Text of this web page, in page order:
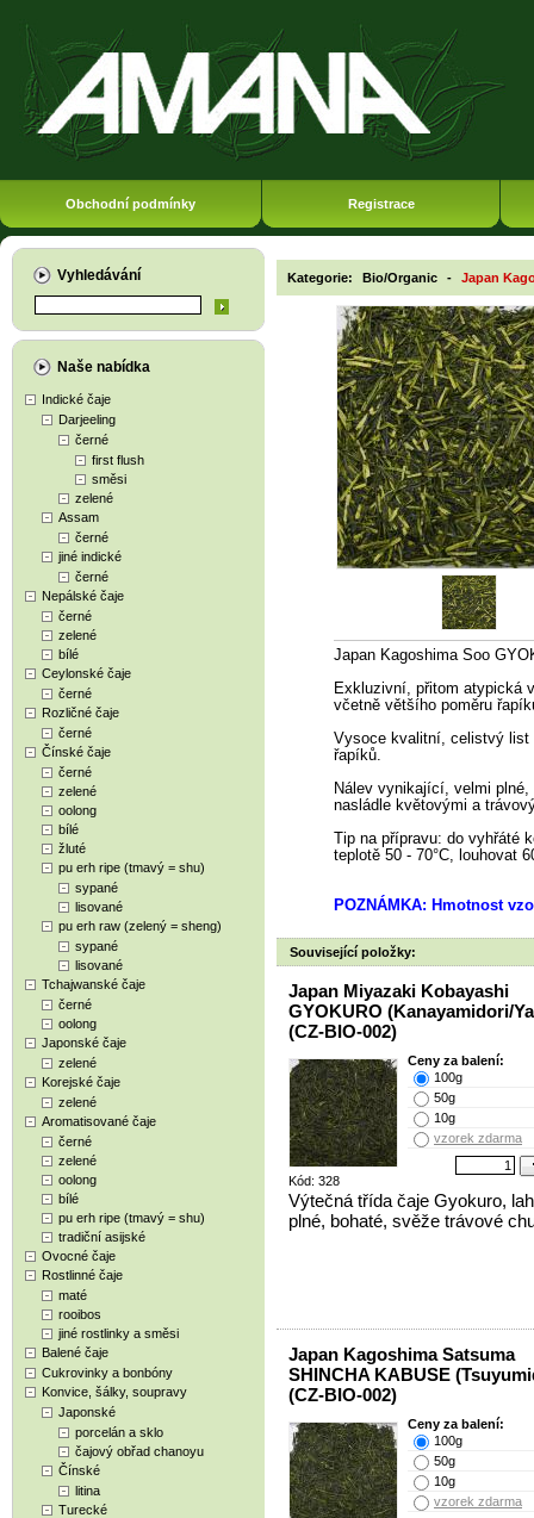
Obchodní podmínky Registrace
Vyhledávání
Naše nabídka
Indické čaje
Darjeeling
černé
first flush
směsi
zelené
Assam
černé
jiné indické
černé
Nepálské čaje
černé
zelené
bílé
Ceylonské čaje
černé
Rozličné čaje
černé
Čínské čaje
černé
zelené
oolong
bílé
žluté
pu erh ripe (tmavý = shu)
sypané
lisované
pu erh raw (zelený = sheng)
sypané
lisované
Tchajwanské čaje
černé
oolong
Japonské čaje
zelené
Korejské čaje
zelené
Aromatisované čaje
černé
zelené
oolong
bílé
pu erh ripe (tmavý = shu)
tradiční asijské
Ovocné čaje
Rostlinné čaje
maté
rooibos
jiné rostlinky a směsi
Balené čaje
Cukrovinky a bonbóny
Konvice, šálky, soupravy
Japonské
porcelán a sklo
čajový obřad chanoyu
Čínské
litina
Turecké
Kategorie: Bio/Organic - Japan
Japan Kagoshima Soo
Exkluzivní, přitom atypická
včetně většího poměru
Vysoce kvalitní, celistvý list
řapíků.
Nálev vynikající, velmi plné,
nasládle květovými a
Tip na přípravu: do vyhřáté
teplotě 50 - 70°C, louhovat
POZNÁMKA: Hmotnost
Související položky:
Japan Miyazaki Kobayashi
GYOKURO (Kanayamidori/
(CZ-BIO-002)
Kód: 328
Ceny za balení:
100g
50g
10g
vzorek zdarma
Výtečná třída čaje Gyokuro,
plné, bohaté, svěže trávové
Japan Kagoshima Satsuma
SHINCHA KABUSE
(CZ-BIO-002)
Ceny za balení:
100g
50g
10g
vzorek zdarma